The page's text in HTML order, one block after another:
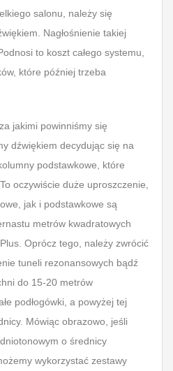
salonu, należy się
Nagłośnienie takiej
to koszt całego systemu,
które później trzeba
jakimi powinniśmy się
dźwiękiem decydując się na
podstawkowe, które
oczywiście duże uproszczenie,
jak i podstawkowe są
metrów kwadratowych
Oprócz tego, należy zwrócić
tuneli rezonansowych bądź
do 15-20 metrów
podłogówki, a powyżej tej
Mówiąc obrazowo, jeśli
o średnicy
wykorzystać zestawy